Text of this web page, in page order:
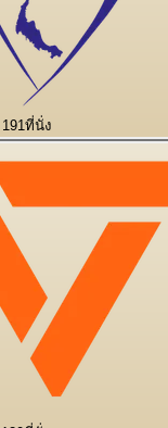
191ที่นั่ง